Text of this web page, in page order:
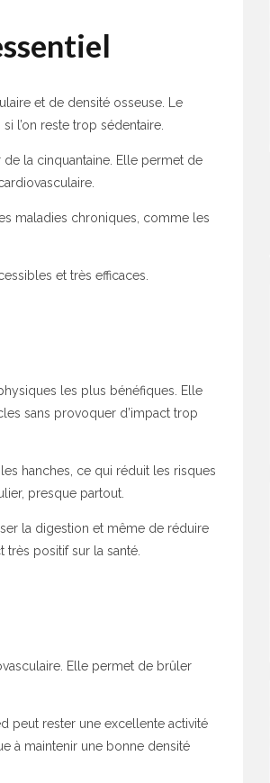
et de densité osseuse. Le
l’on reste trop sédentaire.
la cinquantaine. Elle permet de
maladies chroniques, comme les
et très efficaces.
les plus bénéfiques. Elle
sans provoquer d’impact trop
hanches, ce qui réduit les risques
presque partout.
la digestion et même de réduire
positif sur la santé.
Elle permet de brûler
peut rester une excellente activité
à maintenir une bonne densité